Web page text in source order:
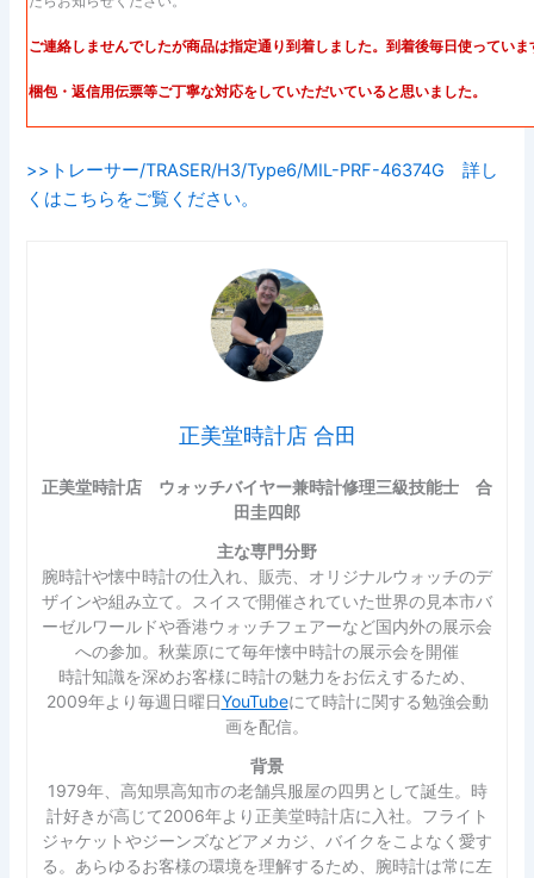
ご連絡しませんでしたが商品は指定通り到着しました。到着後毎日使っていま
梱包・返信用伝票等ご丁寧な対応をしていただいていると思いました。
>>トレーサー/TRASER/H3/Type6/MIL-PRF-46374G 詳し
くはこちらをご覧ください。
正美堂時計店 合田
正美堂時計店 ウォッチバイヤー兼時計修理三級技能士 合
田圭四郎
主な専門分野
腕時計や懐中時計の仕入れ、販売、オリジナルウォッチのデ
ザインや組み立て。スイスで開催されていた世界の見本市バ
ーゼルワールドや香港ウォッチフェアーなど国内外の展示会
への参加。秋葉原にて毎年懐中時計の展示会を開催
時計知識を深めお客様に時計の魅力をお伝えするため、
2009年より毎週日曜日YouTubeにて時計に関する勉強会動
画を配信。
背景
1979年、高知県高知市の老舗呉服屋の四男として誕生。時
計好きが高じて2006年より正美堂時計店に入社。フライト
ジャケットやジーンズなどアメカジ、バイクをこよなく愛す
る。あらゆるお客様の環境を理解するため、腕時計は常に左